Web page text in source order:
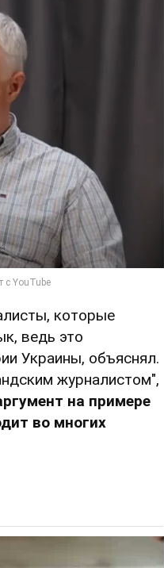
которые
ведь это
Украины, объяснял.
журналистом",
на примере
во многих